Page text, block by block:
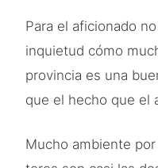
Para el aficionado
inquietud cómo
provincia es una
que el hecho que el
Mucho ambiente